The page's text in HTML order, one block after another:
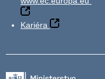
Kariéra